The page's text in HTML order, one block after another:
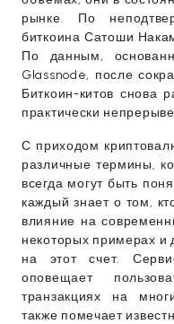
рынке. По
биткоина Сатоши
По данным,
Glassnode, после
Биткоин-китов снова
практически
С приходом
различные термины,
всегда могут быть
каждый знает о том,
влияние на
некоторых примерах и
на этот счет.
оповещает
транзакциях на
также помечает